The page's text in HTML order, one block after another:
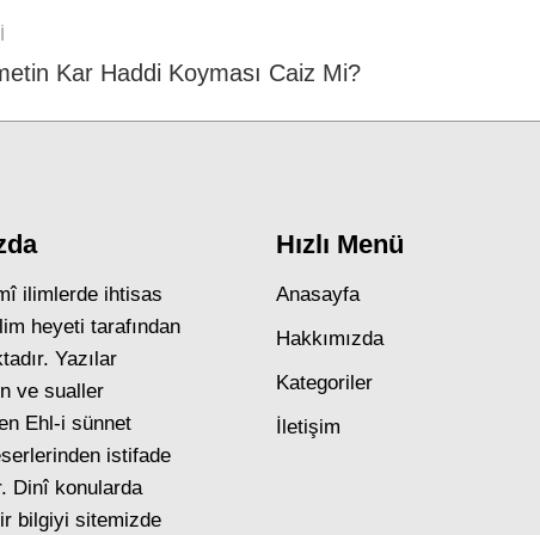
Kar Haddi Koyması Caiz Mi?
ilimlerde ihtisas
heyeti tarafından
Yazılar
ve sualler
Ehl-i sünnet
istifade
Dinî konularda
bilgiyi sitemizde
Hızlı Menü
Anasayfa
Hakkımızda
Kategoriler
İletişim